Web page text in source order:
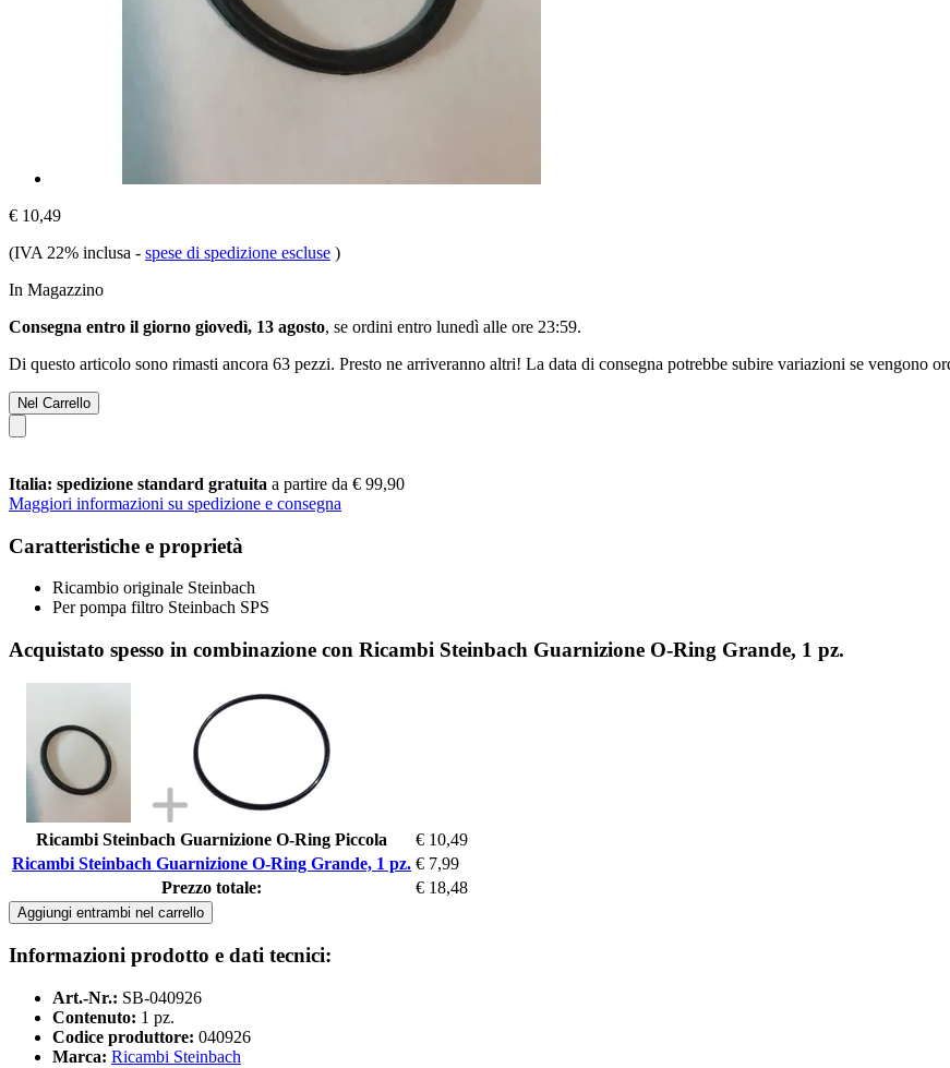
€ 10,49
(IVA 22% inclusa - spese di spedizione escluse )
In Magazzino
Consegna entro il giorno giovedì, 13 agosto, se ordini entro lunedì alle ore 23:59.
Di questo articolo sono rimasti ancora 63 pezzi. Presto ne arriveranno altri! La data di consegna potrebbe subire variazioni se vengono
Nel Carrello
Italia: spedizione standard gratuita a partire da € 99,90
Maggiori informazioni su spedizione e consegna
Caratteristiche e proprietà
Ricambio originale Steinbach
Per pompa filtro Steinbach SPS
Acquistato spesso in combinazione con Ricambi Steinbach Guarnizione O-Ring Grande, 1 pz.
Ricambi Steinbach Guarnizione O-Ring Piccola
€ 10,49
Ricambi Steinbach Guarnizione O-Ring Grande, 1 pz. € 7,99
Prezzo totale:
€ 18,48
Aggiungi entrambi nel carrello
Informazioni prodotto e dati tecnici:
Art.-Nr.: SB-040926
Contenuto: 1 pz.
Codice produttore: 040926
Marca: Ricambi Steinbach